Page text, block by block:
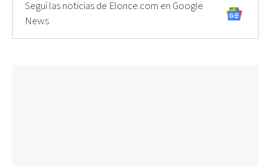
Seguí las noticias de Elonce.com en Google
News